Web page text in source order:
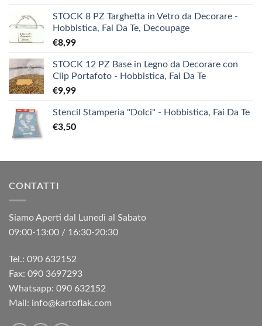
STOCK 8 PZ Targhetta in Vetro da Decorare -
Hobbistica, Fai Da Te, Decoupage
€8,99
STOCK 12 PZ Base in Legno da Decorare con
Clip Portafoto - Hobbistica, Fai Da Te
€9,99
Stencil Stamperia "Dolci" - Hobbistica, Fai Da Te
€3,50
CONTATTI
Siamo Aperti dal Lunedì al Sabato
09:00-13:00 / 16:30-20:30
Tel.: 090 632152
Fax: 090 3697293‬
Whatsapp: 090 632152
Mail: info@kartoflak.com